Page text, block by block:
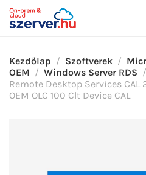
Kezdőlap Szoftverek
OEM
Windows Server RDS
Remote Desktop Services CAL
OEM OLC 100 Clt Device CAL